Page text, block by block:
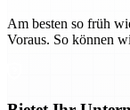
Am besten so früh
Voraus. So können